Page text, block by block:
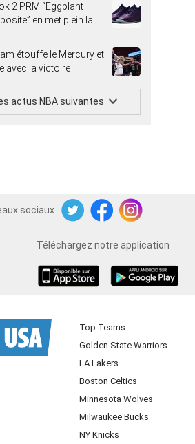
2 PRM “Eggplant
en met plein la
étouffe le Mercury et
avec la victoire
actus NBA suivantes
sociaux
TwitterFacebookInstagram
Téléchargez notre application
Top Teams
Golden State Warriors
LA Lakers
Boston Celtics
Minnesota Wolves
Milwaukee Bucks
NY Knicks